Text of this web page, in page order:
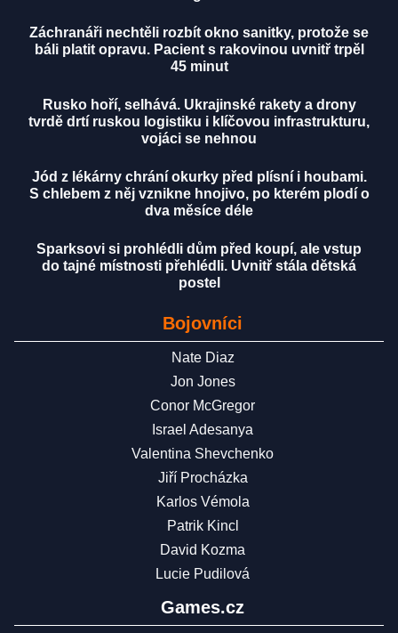
Záchranáři nechtěli rozbít okno sanitky, protože se
báli platit opravu. Pacient s rakovinou uvnitř trpěl
45 minut
Rusko hoří, selhává. Ukrajinské rakety a drony
tvrdě drtí ruskou logistiku i klíčovou infrastrukturu,
vojáci se nehnou
Jód z lékárny chrání okurky před plísní i houbami.
S chlebem z něj vznikne hnojivo, po kterém plodí o
dva měsíce déle
Sparksovi si prohlédli dům před koupí, ale vstup
do tajné místnosti přehlédli. Uvnitř stála dětská
postel
Bojovníci
Nate Diaz
Jon Jones
Conor McGregor
Israel Adesanya
Valentina Shevchenko
Jiří Procházka
Karlos Vémola
Patrik Kincl
David Kozma
Lucie Pudilová
Games.cz